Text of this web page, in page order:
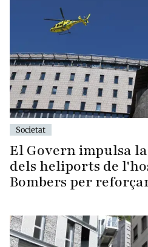
Societat
El Govern impulsa
dels heliports de
Bombers per